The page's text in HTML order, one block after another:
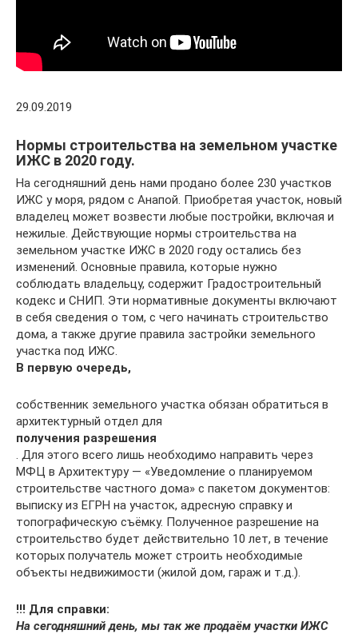
29.09.2019
Нормы строительства на земельном участке
ИЖС в 2020 году.
На сегодняшний день нами продано более 230 участков
ИЖС у моря, рядом с Анапой. Приобретая участок, новый
владелец может возвести любые постройки, включая и
нежилые. Действующие нормы строительства на
земельном участке ИЖС в 2020 году остались без
изменений. Основные правила, которые нужно
соблюдать владельцу, содержит Градостроительный
кодекс и СНИП. Эти нормативные документы включают
в себя сведения о том, с чего начинать строительство
дома, а также другие правила застройки земельного
участка под ИЖС.
В первую очередь,
собственник земельного участка обязан обратиться в
архитектурный отдел для
получения разрешения
. Для этого всего лишь необходимо направить через
МФЦ в Архитектуру — «Уведомление о планируемом
строительстве частного дома» с пакетом документов:
выписку из ЕГРН на участок, адресную справку и
топографическую съёмку. Полученное разрешение на
строительство будет действительно 10 лет, в течение
которых получатель может строить необходимые
объекты недвижимости (жилой дом, гараж и т.д.).
!!! Для справки:
На сегодняшний день, мы так же продаём участки ИЖС